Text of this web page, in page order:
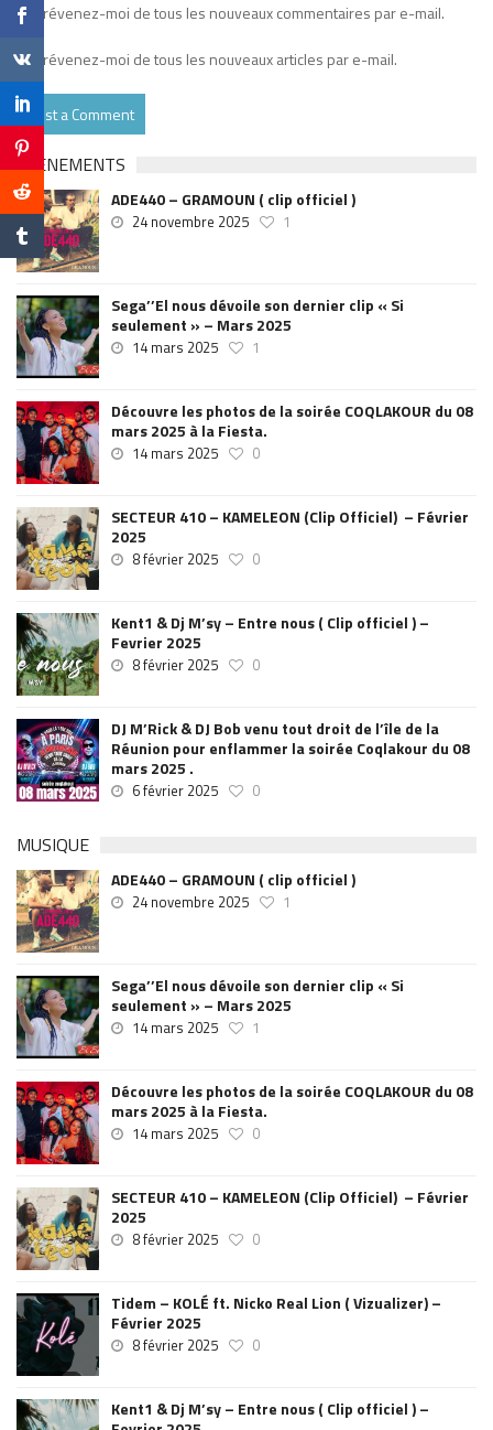
Prévenez-moi de tous les nouveaux commentaires par e-mail.
Prévenez-moi de tous les nouveaux articles par e-mail.
EVÉNEMENTS
ADE440 – GRAMOUN ( clip officiel )
24 novembre 2025 1
Sega’’El nous dévoile son dernier clip « Si
seulement » – Mars 2025
14 mars 2025 1
Découvre les photos de la soirée COQLAKOUR du 08
mars 2025 à la Fiesta.
14 mars 2025 0
SECTEUR 410 – KAMELEON (Clip Officiel) – Février
2025
8 février 2025 0
Kent1 & Dj M’sy – Entre nous ( Clip officiel ) –
Fevrier 2025
8 février 2025 0
DJ M’Rick & DJ Bob venu tout droit de l’île de la
Réunion pour enflammer la soirée Coqlakour du 08
mars 2025 .
6 février 2025 0
MUSIQUE
ADE440 – GRAMOUN ( clip officiel )
24 novembre 2025 1
Sega’’El nous dévoile son dernier clip « Si
seulement » – Mars 2025
14 mars 2025 1
Découvre les photos de la soirée COQLAKOUR du 08
mars 2025 à la Fiesta.
14 mars 2025 0
SECTEUR 410 – KAMELEON (Clip Officiel) – Février
2025
8 février 2025 0
Tidem – KOLÉ ft. Nicko Real Lion ( Vizualizer) –
Février 2025
8 février 2025 0
Kent1 & Dj M’sy – Entre nous ( Clip officiel ) –